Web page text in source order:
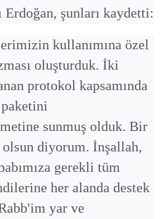
Erdoğan, şunları kaydetti:
kullanımına özel
oluşturduk. İki
protokol kapsamında
sunmuş olduk. Bir
olsun diyorum. İnşallah,
gerekli tüm
her alanda destek
yar ve